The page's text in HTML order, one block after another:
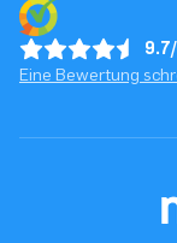
Eine Bewertung